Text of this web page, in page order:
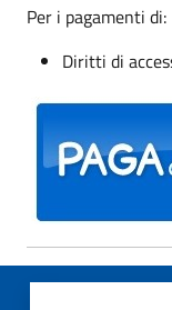
Per i pagamenti di:
Diritti di